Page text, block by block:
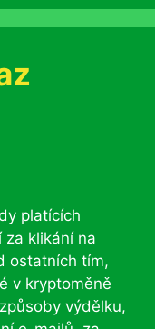
platících
klikání na
ostatních tím,
v kryptoměně
výdělku,